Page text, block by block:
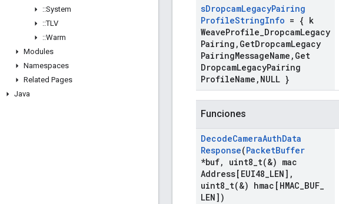
::System
::TLV
::Warm
Modules
Namespaces
Related Pages
Java
sDropcamLegacyPairing
ProfileStringInfo = { k
WeaveProfile DropcamLegacy
Pairing , GetDropcamLegacy
PairingMessageName , Get
DropcamLegacyPairing
ProfileName , NULL }
Funciones
DecodeCameraAuthData
Response(PacketBuffer
*buf, uint8_t(&) mac
Address[EUI48 LEN] ,
uint8_t(&) hmac[HMAC BUF
LEN])